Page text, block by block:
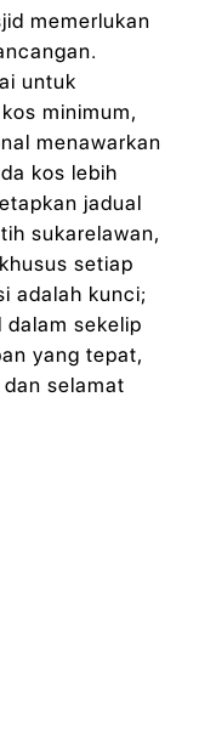
memerlukan
untuk
minimum,
menawarkan
kos lebih
jadual
sukarelawan,
setiap
adalah kunci;
sekelip
yang tepat,
selamat